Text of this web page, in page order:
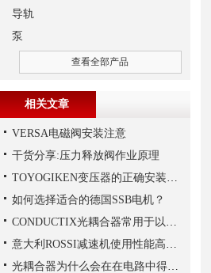
导轨
泵
查看全部产品
相关文章
VERSA电磁阀安装注意
干货分享:压力释放阀作业原理
TOYOGIKEN变压器的正确安装方式
如何选择适合的德国SSB电机？
CONDUCTIX光耦合器常用于以下领域当中
意大利ROSSI减速机使用性能高、持久，运行平稳
光耦合器为什么会在在电路中得到广泛的应用,难道是因为